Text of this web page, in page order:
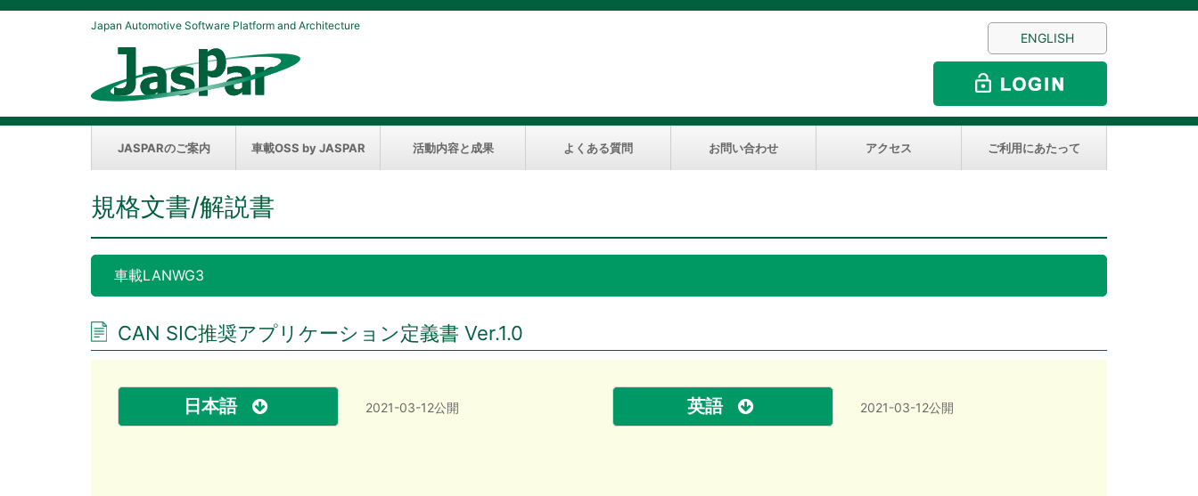
Japan Automotive Software Platform and Architecture
ENGLISH
JASPARのご案内 車載OSS by JASPAR 活動内容と成果 よくある質問 お問い合わせ アクセス ご利用にあたって
規格文書/解説書
車載LANWG3
CAN SIC推奨アプリケーション定義書 Ver.1.0
日本語 2021-03-12公開 英語 2021-03-12公開